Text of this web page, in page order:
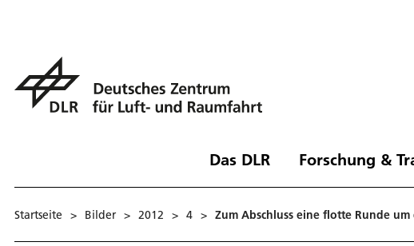
Das DLR Forschung &
Startseite > Bilder > 2012 > 4 > Zum Abschluss eine flotte Runde